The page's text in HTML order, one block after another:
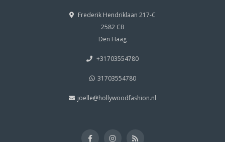
Frederik Hendriklaan 217-C
2582 CB
Den Haag
+31703554780
31703554780
joelle@hollywoodfashion.nl